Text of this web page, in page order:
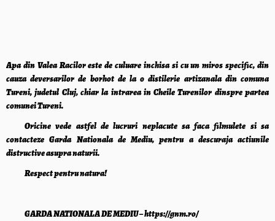
Apa din Valea Racilor este de culuare inchisa si cu un miros specific, din
cauza deversarilor de borhot de la o distilerie artizanala din comuna
Tureni, judetul Cluj, chiar la intrarea in Cheile Turenilor dinspre partea
comunei Tureni.
Oricine vede astfel de lucruri neplacute sa faca filmulete si sa
contacteze Garda Nationala de Mediu, pentru a descuraja actiunile
distructive asupra naturii.
Respect pentru natura!
GARDA NATIONALA DE MEDIU – https://gnm.ro/